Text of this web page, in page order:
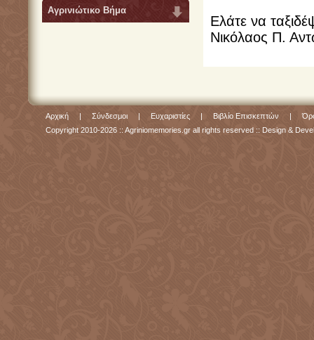
Αγρινιώτικο Βήμα
Ελάτε να
Νικόλαος Π.
Αρχική | Σύνδεσμοι | Ευχαριστίες | Βιβλίο Επισκεπτών |
Copyright 2010-2026 :: Agriniomemories.gr all rights reserved :: Design &